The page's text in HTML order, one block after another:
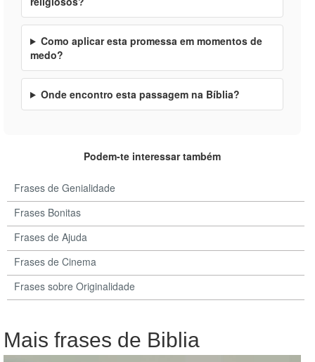
Como aplicar esta promessa em momentos de
medo?
Onde encontro esta passagem na Bíblia?
Podem-te interessar também
Frases de Genialidade
Frases Bonitas
Frases de Ajuda
Frases de Cinema
Frases sobre Originalidade
Mais frases de Biblia